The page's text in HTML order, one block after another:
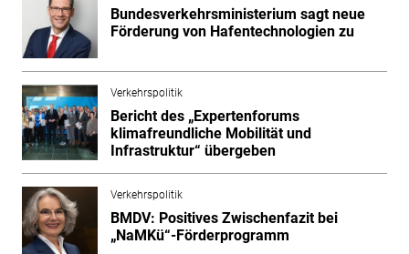
Bundesverkehrsministerium sagt neue
Förderung von Hafentechnologien zu
Verkehrspolitik
Bericht des „Expertenforums
klimafreundliche Mobilität und
Infrastruktur“ übergeben
Verkehrspolitik
BMDV: Positives Zwischenfazit bei
„NaMKü“-Förderprogramm